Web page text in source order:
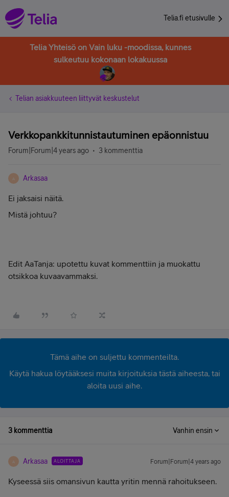
Telia.fi etusivulle
Telia Yhteisö on Vain luku -moodissa, kunnes
sulkeutuu kokonaan lokakuussa
Telian asiakkuuteen liittyvät keskustelut
Verkkopankkitunnistautuminen epäonnistuu
Forum|Forum|4 years ago 3 kommenttia
A Arkasaa
Ei jaksaisi näitä.
Mistä johtuu?
Edit AaTanja: upotettu kuvat kommenttiin ja muokattu
otsikkoa kuvaavammaksi.
Tämä aihe on suljettu kommenteilta.
Käytä hakua löytääksesi muita kirjoituksia tästä aiheesta, tai
aloita uusi aihe.
3 kommenttia Vanhin ensin
A Arkasaa ALOITTAJA Forum|Forum|4 years ago
Kyseessä siis omansivun kautta yritin mennä rahoitukseen.